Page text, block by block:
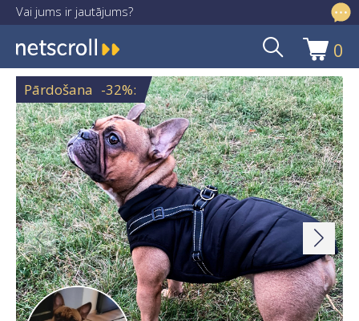
Vai jums ir jautājums?
info@netscroll.lv
Skip
to
navigation
Skip
to
content
0
Pārdošana -32%: